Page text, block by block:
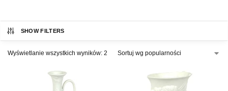
SHOW FILTERS
Wyświetlanie wszystkich wyników: 2